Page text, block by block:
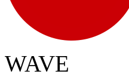
WAVE